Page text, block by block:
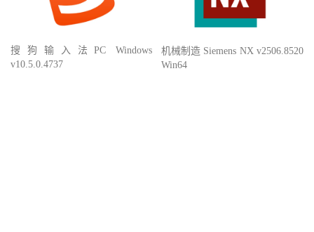
搜狗输入法PC Windows
v10.5.0.4737
机械制造 Siemens NX v2506.8520
Win64